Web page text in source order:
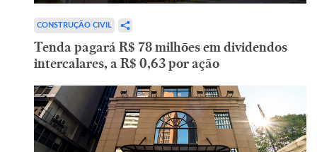
CONSTRUÇÃO CIVIL
Tenda pagará R$ 78 milhões em dividendos
intercalares, a R$ 0,63 por ação